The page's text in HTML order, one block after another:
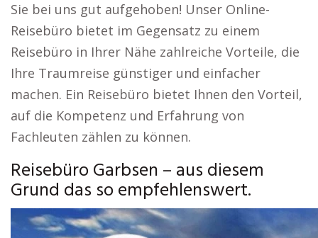
Sie bei uns gut aufgehoben! Unser Online-
Reisebüro bietet im Gegensatz zu einem
Reisebüro in Ihrer Nähe zahlreiche Vorteile, die
Ihre Traumreise günstiger und einfacher
machen. Ein Reisebüro bietet Ihnen den Vorteil,
auf die Kompetenz und Erfahrung von
Fachleuten zählen zu können.
Reisebüro Garbsen – aus diesem
Grund das so empfehlenswert.